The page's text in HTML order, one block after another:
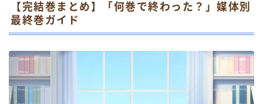
【完結巻まとめ】「何巻で終わった？」媒体別
最終巻ガイド